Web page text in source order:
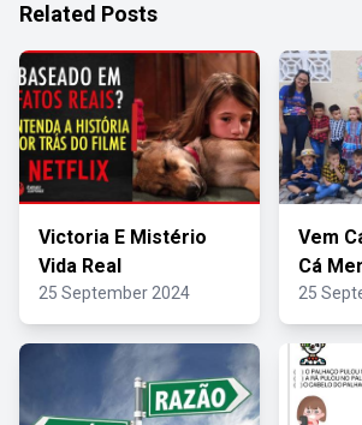
Related Posts
Victoria E Mistério
Vida Real
25 September 2024
Vem
Cá
25